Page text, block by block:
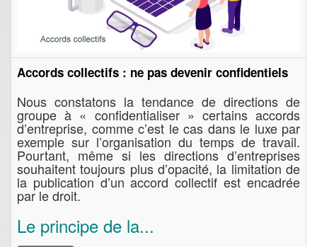
Accords collectifs : ne pas devenir confidentiels
Nous constatons la tendance de directions de
groupe à « confidentialiser » certains accords
d’entreprise, comme c’est le cas dans le luxe par
exemple sur l’organisation du temps de travail.
Pourtant, même si les directions d’entreprises
souhaitent toujours plus d’opacité, la limitation de
la publication d’un accord collectif est encadrée
par le droit.
Le principe de la...